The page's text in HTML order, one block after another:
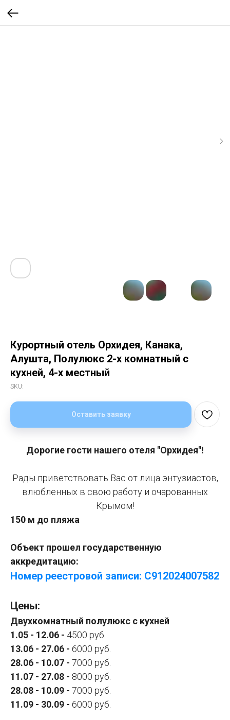
Курортный отель Орхидея, Канака,
Алушта, Полулюкс 2-х комнатный с
кухней, 4-х местный
SKU:
Оставить заявку
Дорогие гости нашего отеля "Орхидея"!
Рады приветствовать Вас от лица энтузиастов,
влюбленных в свою работу и очарованных
Крымом!
150 м до пляжа
Объект прошел государственную
аккредитацию:
Номер реестровой записи: С912024007582
Цены:
Двухкомнатный полулюкс с кухней
1.05 - 12.06 - 4500 руб.
13.06 - 27.06 - 6000 руб.
28.06 - 10.07 - 7000 руб.
11.07 - 27.08 - 8000 руб.
28.08 - 10.09 - 7000 руб.
11.09 - 30.09 - 6000 руб.